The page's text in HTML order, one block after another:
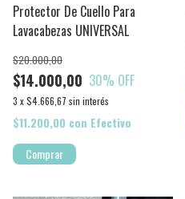
Protector De Cuello Para
Lavacabezas UNIVERSAL
$14.000,00
$20.000,00
30% OFF
3 x$4.666,67 sin interés
$11.200,00 con Efectivo